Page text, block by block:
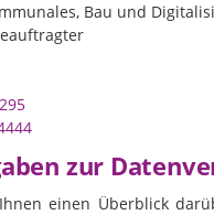
Bau und
zur
einen Überblick